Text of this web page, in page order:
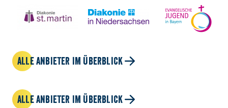
ALLE ANBIETER IM ÜBERBLICK
ALLE ANBIETER IM ÜBERBLICK